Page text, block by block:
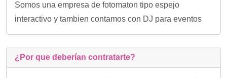
Somos una empresa de fotomaton tipo espejo
interactivo y tambien contamos con DJ para eventos
¿Por que deberían contratarte?